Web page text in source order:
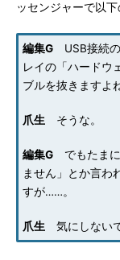
ッセンジャーで以下
編集G USB接続
レイの「ハードウ
ブルを抜きますよ
爪生 そうな。
編集G でもたまに
ません」とか言
すが……。
爪生 気にしない